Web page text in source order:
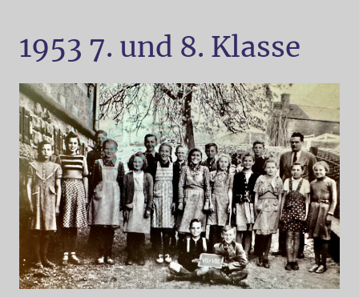
1953 7. und 8. Klasse